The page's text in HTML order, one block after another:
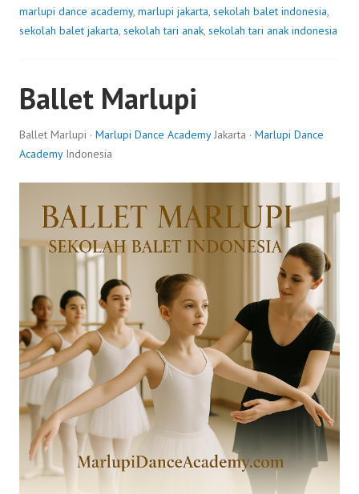
marlupi dance academy, marlupi jakarta sekolah balet indonesia
sekolah balet jakarta sekolah tari anak sekolah tari anak indonesia
Ballet Marlupi
Ballet Marlupi · Marlupi Dance AcademyJakarta · Marlupi Dance
AcademyIndonesia